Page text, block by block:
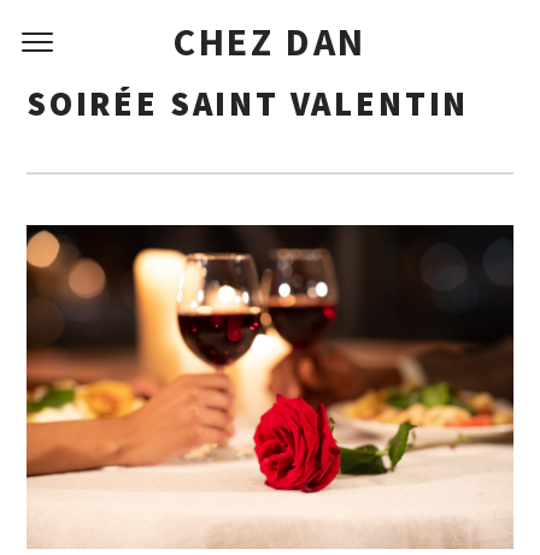
CHEZ DAN
SOIRÉE SAINT VALENTIN